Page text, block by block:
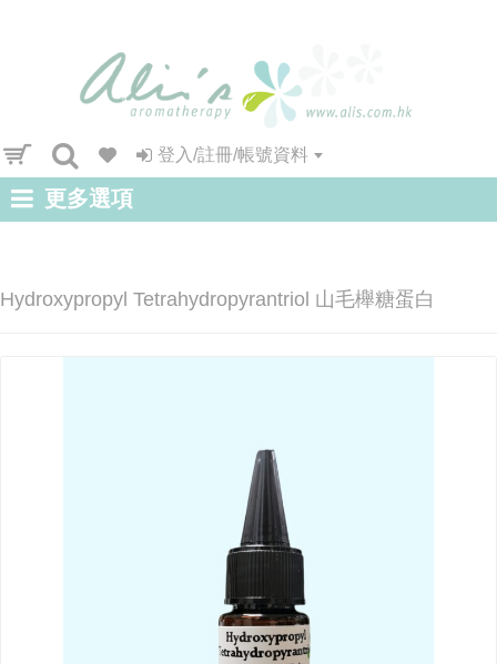
登入/註冊/帳號資料
更多選項
Hydroxypropyl Tetrahydropyrantriol 山毛櫸糖蛋白